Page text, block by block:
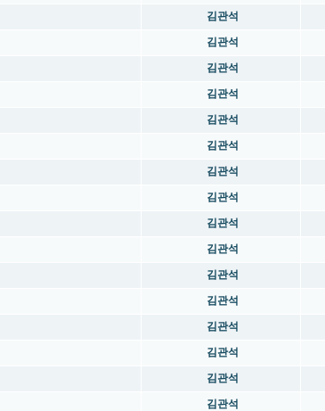
김관석
김관석
김관석
김관석
김관석
김관석
김관석
김관석
김관석
김관석
김관석
김관석
김관석
김관석
김관석
김관석